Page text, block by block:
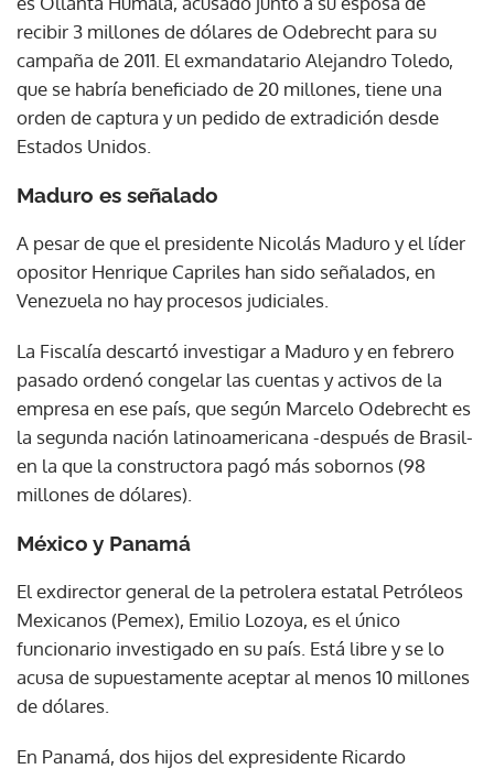
recibir 3 millones de dólares de Odebrecht para su
campaña de 2011. El exmandatario Alejandro Toledo,
que se habría beneficiado de 20 millones, tiene una
orden de captura y un pedido de extradición desde
Estados Unidos.
Maduro es señalado
A pesar de que el presidente Nicolás Maduro y el líder
opositor Henrique Capriles han sido señalados, en
Venezuela no hay procesos judiciales.
La Fiscalía descartó investigar a Maduro y en febrero
pasado ordenó congelar las cuentas y activos de la
empresa en ese país, que según Marcelo Odebrecht es
la segunda nación latinoamericana -después de Brasil-
en la que la constructora pagó más sobornos (98
millones de dólares).
México y Panamá
El exdirector general de la petrolera estatal Petróleos
Mexicanos (Pemex), Emilio Lozoya, es el único
funcionario investigado en su país. Está libre y se lo
acusa de supuestamente aceptar al menos 10 millones
de dólares.
En Panamá, dos hijos del expresidente Ricardo